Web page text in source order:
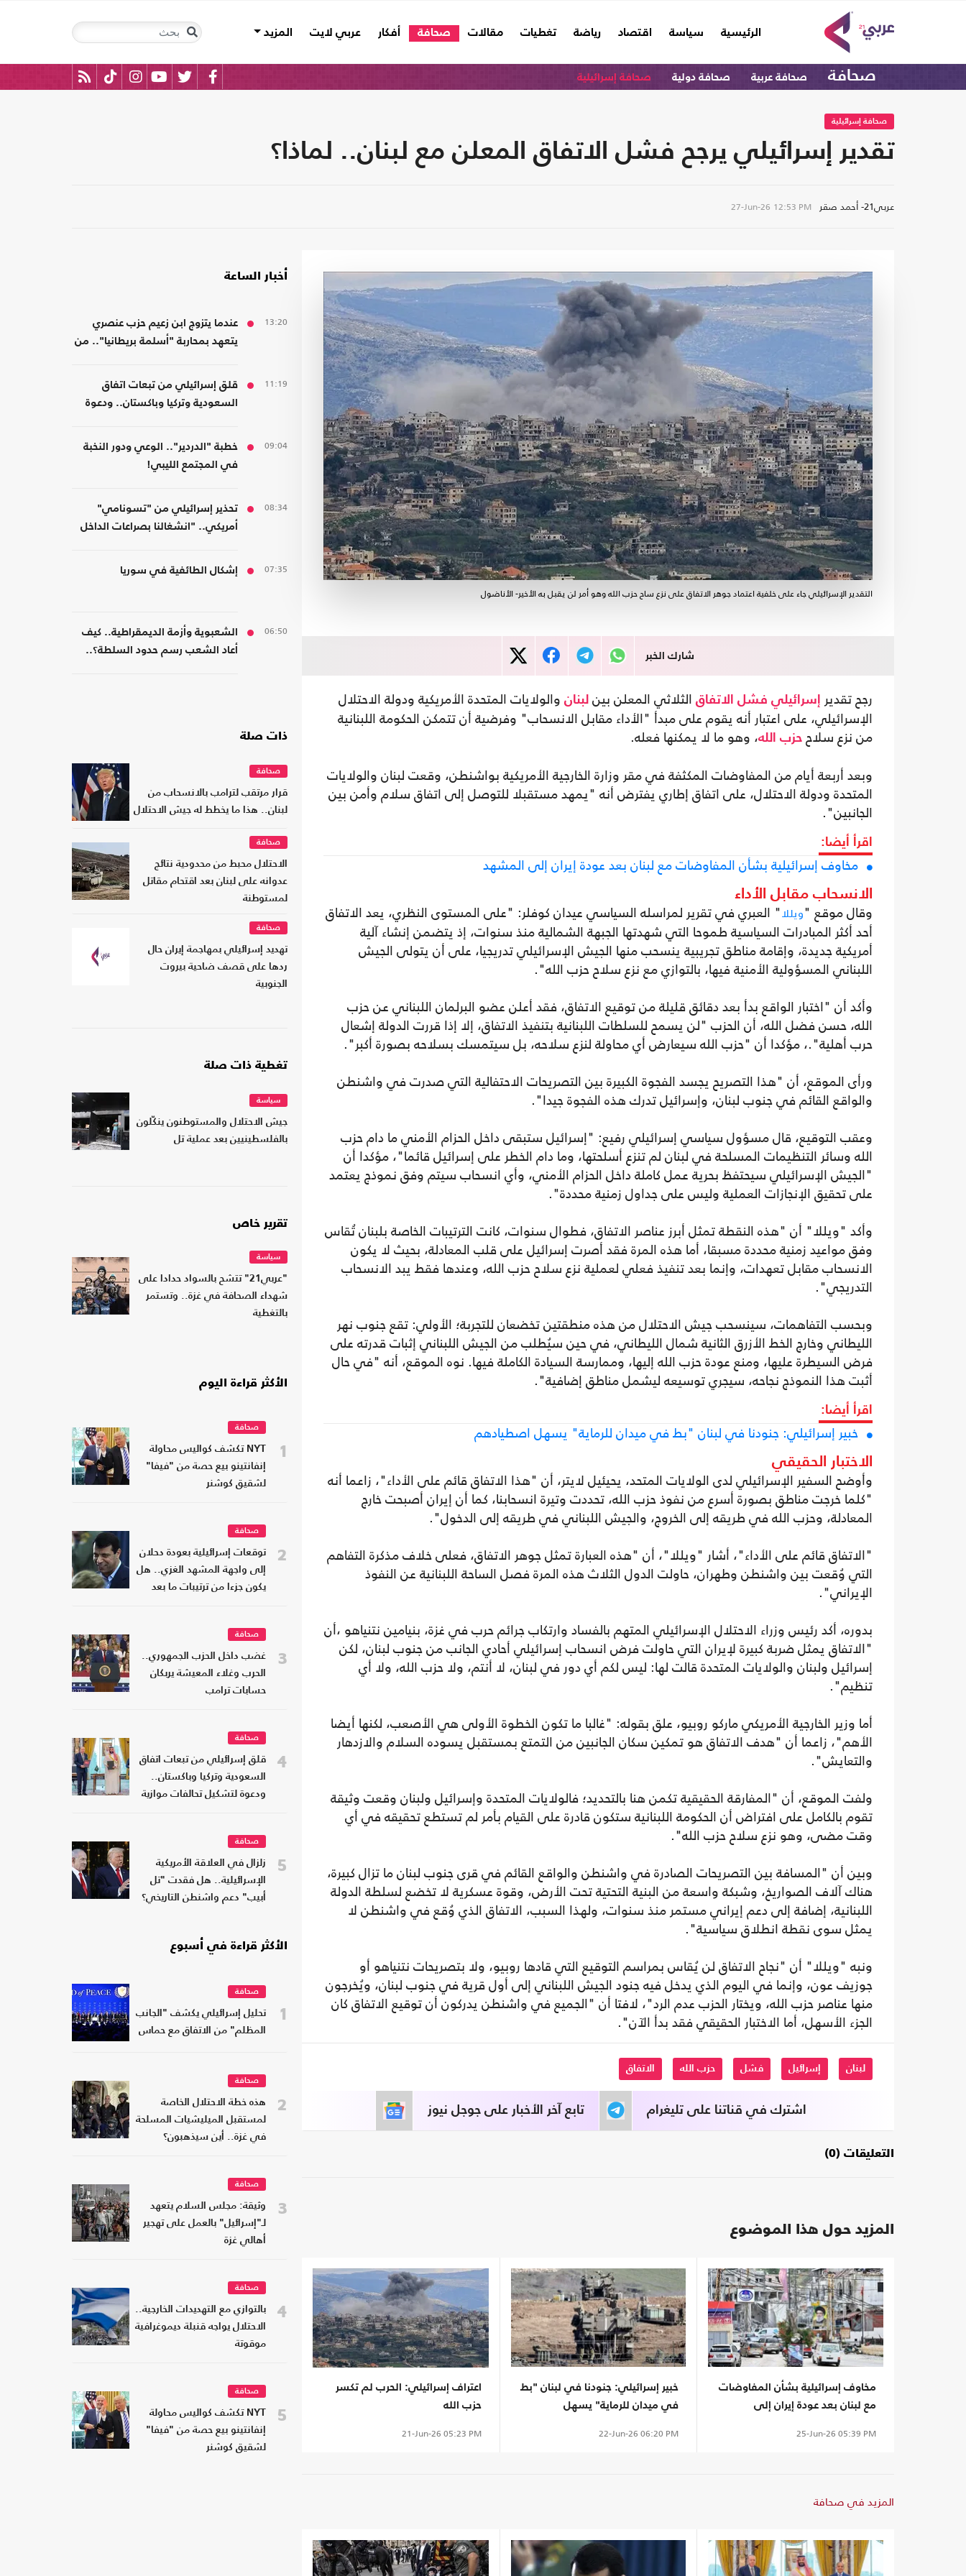
الرئيسية
(current) سياسة اقتصاد رياضة تغطيات مقالات صحافة أفكار عربي لايت المزيد
صحافة صحافة عربية صحافة دولية صحافة إسرائيلية
صحافة إسرائيلية
تقدير إسرائيلي يرجح فشل الاتفاق المعلن مع لبنان.. لماذا؟
عربي21- أحمد صقر 27-Jun-26 12:53 PM
التقدير الإسرائيلي جاء على خلفية اعتماد جوهر الاتفاق على نزع ساح حزب الله وهو أمر لن يقبل به الأخير- الأناضول
شارك الخبر
رجح تقدير إسرائيلي فشل الاتفاق الثلاثي المعلن بين لبنان والولايات المتحدة الأمريكية ودولة الاحتلال
الإسرائيلي، على اعتبار أنه يقوم على مبدأ "الأداء مقابل الانسحاب" وفرضية أن تتمكن الحكومة اللبنانية
من نزع سلاح حزب الله، وهو ما لا يمكنها فعله.
وبعد أربعة أيام من المفاوضات المكثفة في مقر وزارة الخارجية الأمريكية بواشنطن، وقعت لبنان والولايات
المتحدة ودولة الاحتلال، على اتفاق إطاري يفترض أنه "يمهد مستقبلا للتوصل إلى اتفاق سلام وأمن بين
الجانبين".
اقرأ أيضا:
مخاوف إسرائيلية بشأن المفاوضات مع لبنان بعد عودة إيران إلى المشهد
الانسحاب مقابل الأداء
وقال موقع "ويللا" العبري في تقرير لمراسله السياسي عيدان كوفلر: "على المستوى النظري، يعد الاتفاق
أحد أكثر المبادرات السياسية طموحا التي شهدتها الجبهة الشمالية منذ سنوات، إذ يتضمن إنشاء آلية
أمريكية جديدة، وإقامة مناطق تجريبية ينسحب منها الجيش الإسرائيلي تدريجيا، على أن يتولى الجيش
اللبناني المسؤولية الأمنية فيها، بالتوازي مع نزع سلاح حزب الله".
وأكد أن "اختبار الواقع بدأ بعد دقائق قليلة من توقيع الاتفاق، فقد أعلن عضو البرلمان اللبناني عن حزب
الله، حسن فضل الله، أن الحزب "لن يسمح للسلطات اللبنانية بتنفيذ الاتفاق، إلا إذا قررت الدولة إشعال
حرب أهلية".، مؤكدا أن "حزب الله سيعارض أي محاولة لنزع سلاحه، بل سيتمسك بسلاحه بصورة أكبر".
ورأى الموقع، أن "هذا التصريح يجسد الفجوة الكبيرة بين التصريحات الاحتفالية التي صدرت في واشنطن
والواقع القائم في جنوب لبنان، وإسرائيل تدرك هذه الفجوة جيدا".
وعقب التوقيع، قال مسؤول سياسي إسرائيلي رفيع: "إسرائيل ستبقى داخل الحزام الأمني ما دام حزب
الله وسائر التنظيمات المسلحة في لبنان لم تنزع أسلحتها، وما دام الخطر على إسرائيل قائما"، مؤكدا أن
"الجيش الإسرائيلي سيحتفظ بحرية عمل كاملة داخل الحزام الأمني، وأي انسحاب سيتم وفق نموذج يعتمد
على تحقيق الإنجازات العملية وليس على جداول زمنية محددة".
وأكد "ويللا" أن "هذه النقطة تمثل أبرز عناصر الاتفاق، فطوال سنوات، كانت الترتيبات الخاصة بلبنان تُقاس
وفق مواعيد زمنية محددة مسبقا، أما هذه المرة فقد أصرت إسرائيل على قلب المعادلة، بحيث لا يكون
الانسحاب مقابل تعهدات، وإنما بعد تنفيذ فعلي لعملية نزع سلاح حزب الله، وعندها فقط يبد الانسحاب
التدريجي".
وبحسب التفاهمات، سينسحب جيش الاحتلال من هذه منطقتين تخضعان للتجربة؛ الأولي: تقع جنوب نهر
الليطاني وخارج الخط الأزرق الثانية شمال الليطاني، في حين سيُطلب من الجيش اللبناني إثبات قدرته على
فرض السيطرة عليها، ومنع عودة حزب الله إليها، وممارسة السيادة الكاملة فيها. نوه الموقع، أنه "في حال
أثبت هذا النموذج نجاحه، سيجري توسيعه ليشمل مناطق إضافية".
اقرأ أيضا:
خبير إسرائيلي: جنودنا في لبنان "بط في ميدان للرماية" يسهل اصطيادهم
الاختبار الحقيقي
وأوضح السفير الإسرائيلي لدى الولايات المتحد، يحيئيل لايتر، أن "هذا الاتفاق قائم على الأداء"، زاعما أنه
"كلما خرجت مناطق بصورة أسرع من نفوذ حزب الله، تحددت وتيرة انسحابنا، كما أن إيران أصبحت خارج
المعادلة، وحزب الله في طريقه إلى الخروج، والجيش اللبناني في طريقه إلى الدخول".
"الاتفاق قائم على الأداء"، أشار "ويللا"، أن "هذه العبارة تمثل جوهر الاتفاق، فعلى خلاف مذكرة التفاهم
التي وُقعت بين واشنطن وطهران، حاولت الدول الثلاث هذه المرة فصل الساحة اللبنانية عن النفوذ
الإيراني".
بدوره، أكد رئيس وزراء الاحتلال الإسرائيلي المتهم بالفساد وارتكاب جرائم حرب في غزة، بنيامين نتنياهو ،أن
"الاتفاق يمثل ضربة كبيرة لإيران التي حاولت فرض انسحاب إسرائيلي أحادي الجانب من جنوب لبنان، لكن
إسرائيل ولبنان والولايات المتحدة قالت لها: ليس لكم أي دور في لبنان، لا أنتم، ولا حزب الله، ولا أي
تنظيم".
أما وزير الخارجية الأمريكي ماركو روبيو، علق بقوله: "غالبا ما تكون الخطوة الأولى هي الأصعب، لكنها أيضا
الأهم"، زاعما أن "هدف الاتفاق هو تمكين سكان الجانبين من التمتع بمستقبل يسوده السلام والازدهار
والتعايش".
ولفت الموقع، أن "المفارقة الحقيقية تكمن هنا بالتحديد؛ فالولايات المتحدة وإسرائيل ولبنان وقعت وثيقة
تقوم بالكامل على افتراض أن الحكومة اللبنانية ستكون قادرة على القيام بأمر لم تستطع تحقيقه في أي
وقت مضى، وهو نزع سلاح حزب الله".
وبين أن "المسافة بين التصريحات الصادرة في واشنطن والواقع القائم في قرى جنوب لبنان ما تزال كبيرة،
هناك آلاف الصواريخ، وشبكة واسعة من البنية التحتية تحت الأرض، وقوة عسكرية لا تخضع لسلطة الدولة
اللبنانية، إضافة إلى دعم إيراني مستمر منذ سنوات، ولهذا السبب، الاتفاق الذي وُقع في واشنطن لا
يمثل سوى نقطة انطلاق سياسية".
ونبه "ويللا" أن "نجاح الاتفاق لن يُقاس بمراسم التوقيع التي قادها روبيو، ولا بتصريحات نتنياهو أو
جوزيف عون، وإنما في اليوم الذي يدخل فيه جنود الجيش اللبناني إلى أول قرية في جنوب لبنان، ويُخرجون
منها عناصر حزب الله، ويختار الحزب عدم الرد"، لافتا أن "الجميع في واشنطن يدركون أن توقيع الاتفاق كان
الجزء الأسهل، أما الاختبار الحقيقي فقد بدأ الآن".
لبنان إسرائيل فشل حزب الله الاتفاق
تابع آخر الأخبار على جوجل نيوز اشترك في قناتنا على تليغرام
التعليقات (0)
المزيد حول هذا الموضوع
مخاوف إسرائيلية بشأن المفاوضات
مع لبنان بعد عودة إيران إلى
25-Jun-26 05:39 PM
خبير إسرائيلي: جنودنا في لبنان "بط
في ميدان للرماية" يسهل
22-Jun-26 06:20 PM
اعتراف إسرائيلي: الحرب لم تكسر
حزب الله
21-Jun-26 05:23 PM
المزيد في صحافة
أخبار الساعة
13:20
عندما يتزوج ابن زعيم حزب عنصري
يتعهد بمحاربة "أسلمة بريطانيا".. من
11:19
قلق إسرائيلي من تبعات اتفاق
السعودية وتركيا وباكستان.. ودعوة
09:04
خطبة "الدردير".. الوعي ودور النخبة
في المجتمع الليبي!
08:34
تحذير إسرائيلي من "تسونامي"
أمريكي.. "انشغالنا بصراعات الداخل
07:35 إشكال الطائفية في سوريا
06:50
الشعبوية وأزمة الديمقراطية.. كيف
أعاد الشعب رسم حدود السلطة؟..
ذات صلة
صحافة
قرار مرتقب لترامب بالانسحاب من
لبنان.. هذا ما يخطط له جيش الاحتلال
صحافة
الاحتلال محبط من محدودية نتائج
عدوانه على لبنان بعد اقتحام مقاتل
لمستوطنة
صحافة
تهديد إسرائيلي بمهاجمة إيران حال
ردها على قصف ضاحية بيروت
الجنوبية
تغطية ذات صلة
سياسة
جيش الاحتلال والمستوطنون ينكّلون
بالفلسطينيين بعد عملية تل
تقرير خاص
سياسة
"عربي21" تتشح بالسواد حدادا على
شهداء الصحافة في غزة.. وتستمر
بالتغطية
الأكثر قراءة اليوم
1
صحافة
NYT تكشف كواليس محاولة
إنفانتينو بيع حصة من "فيفا"
لشقيق كوشنر
2
صحافة
توقعات إسرائيلية بعودة دحلان
إلى واجهة المشهد الغزي.. هل
يكون جزءا من ترتيبات ما بعد
3
صحافة
غضب داخل الحزب الجمهوري..
الحرب وغلاء المعيشة يربكان
حسابات ترامب
4
صحافة
قلق إسرائيلي من تبعات اتفاق
السعودية وتركيا وباكستان..
ودعوة لتشكيل تحالفات موازية
5
صحافة
زلزال في العلاقة الأمريكية
الإسرائيلية.. هل فقدت "تل
أبيب" دعم واشنطن التاريخي؟
الأكثر قراءة في أسبوع
1
صحافة
تحليل إسرائيلي يكشف "الجانب
المظلم" من الاتفاق مع حماس
2
صحافة
هذه خطة الاحتلال الخاصة
لمستقبل الميليشيات المسلحة
في غزة.. أين سيذهبون؟
3
صحافة
وثيقة: مجلس السلام يتعهد
لـ"إسرائيل" بالعمل على تهجير
أهالي غزة
4
صحافة
بالتوازي مع التهديدات الخارجية..
الاحتلال يواجه قنبلة ديموغرافية
موقوتة
5
صحافة
NYT تكشف كواليس محاولة
إنفانتينو بيع حصة من "فيفا"
لشقيق كوشنر